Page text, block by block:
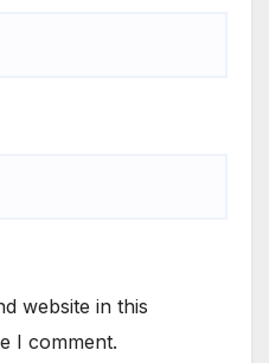
website in this
I comment.